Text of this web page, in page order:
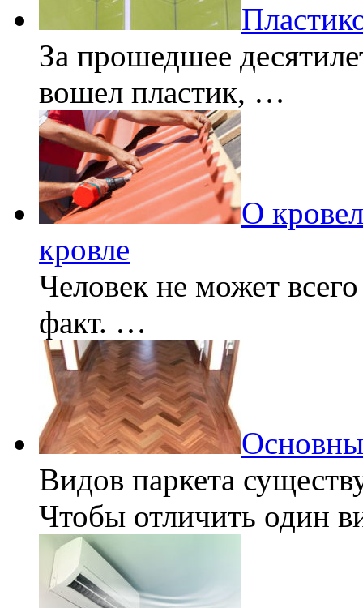
За прошедшее
вошел пластик, …
О
кровле
Человек не может
факт. …
Видов паркета
Чтобы отличить один